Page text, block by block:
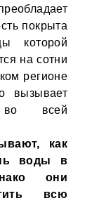
покрыта
которой
на сотни
регионе
вызывает
во всей
как
воды в
они
всю